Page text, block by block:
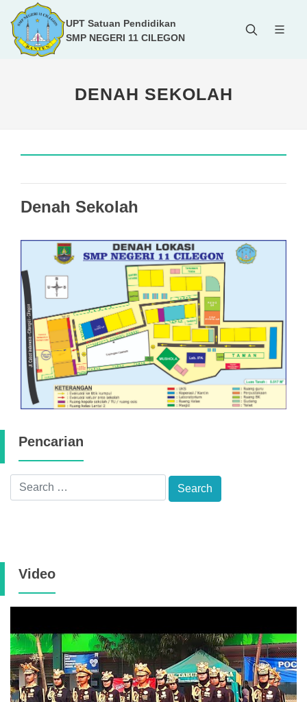
UPT Satuan Pendidikan
SMP NEGERI 11 CILEGON
DENAH SEKOLAH
Denah Sekolah
Pencarian
Video